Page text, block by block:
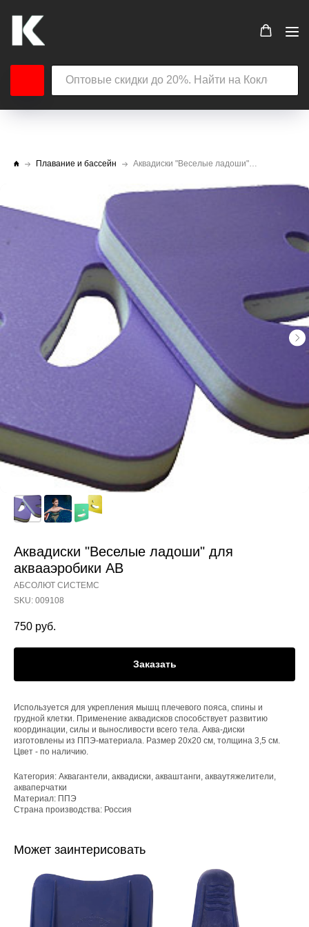
Плавание и бассейн Аквадиски "Веселые ладоши" для аквааэробики АВ
Аквадиски "Веселые ладоши" для
аквааэробики АВ
АБСОЛЮТ СИСТЕМС
SKU: 009108
750 руб.
Заказать
Используется для укрепления мышц плечевого пояса, спины и
грудной клетки. Применение аквадисков способствует развитию
координации, силы и выносливости всего тела. Аква-диски
изготовлены из ППЭ-материала. Размер 20х20 см, толщина 3,5 см.
Цвет - по наличию.
Категория: Аквагантели, аквадиски, акваштанги, акваутяжелители,
акваперчатки
Материал: ППЭ
Страна производства: Россия
Может заинтерисовать